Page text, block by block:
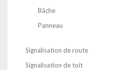
Bâche
Panneau
Signalisation de route
Signalisation de toit